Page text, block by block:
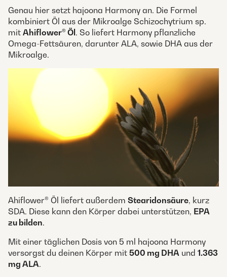
Genau hier setzt hajoona Harmony an. Die Formel
kombiniert Öl aus der Mikroalge Schizochytrium sp.
mit Ahiflower® Öl. So liefert Harmony pflanzliche
Omega-Fettsäuren, darunter ALA, sowie DHA aus der
Mikroalge.
Ahiflower® Öl liefert außerdem Stearidonsäure, kurz
SDA. Diese kann den Körper dabei unterstützen, EPA
zu bilden.
Mit einer täglichen Dosis von 5 ml hajoona Harmony
versorgst du deinen Körper mit 500 mg DHA und 1.363
mg ALA.